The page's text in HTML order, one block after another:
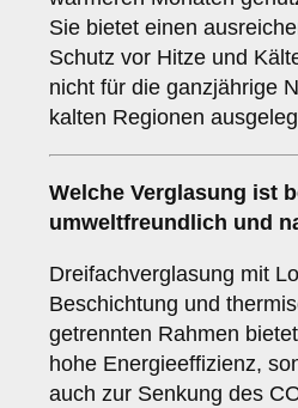
Sie bietet einen
Schutz vor Hitze und
nicht für die ganzjährige
kalten Regionen
Welche Verglasung ist
umweltfreundlich und
Dreifachverglasung mit
Beschichtung und
getrennten Rahmen
hohe Energieeffizienz,
auch zur Senkung des